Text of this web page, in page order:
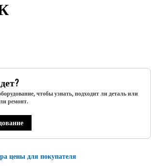
чтобы узнать, подходит ли деталь или
ремонт.
цены для покупателя